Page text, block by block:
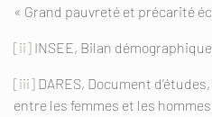
« Grand pauvreté et précarité
[ii] INSEE, Bilan
[iii] DARES, Document
entre les femmes et les